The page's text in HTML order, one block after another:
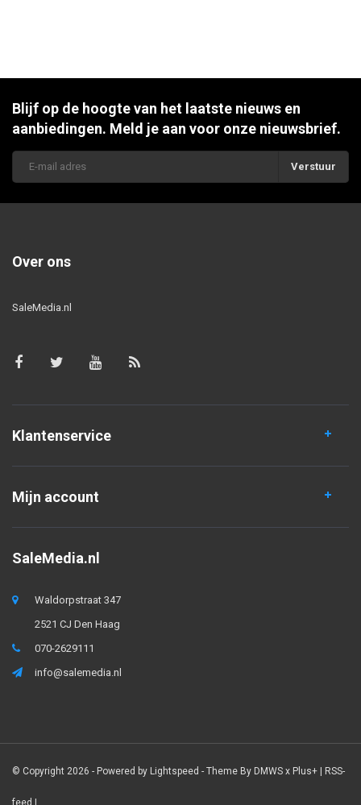
Blijf op de hoogte van het laatste nieuws en
aanbiedingen. Meld je aan voor onze nieuwsbrief.
Verstuur
Over ons
SaleMedia.nl
Klantenservice
Mijn account
SaleMedia.nl
Waldorpstraat 347
2521 CJ Den Haag
070-2629111
info@salemedia.nl
© Copyright 2026 - Powered by Lightspeed - Theme By DMWS x Plus+ | RSS-
feed |